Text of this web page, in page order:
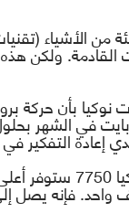
من الأشياء
القادمة.
بأن حركة
التفكير في
كما تدعي
واحد. فإنه يصل